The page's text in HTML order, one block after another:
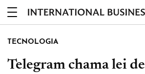
TECNOLOGIA
Telegram chama lei de